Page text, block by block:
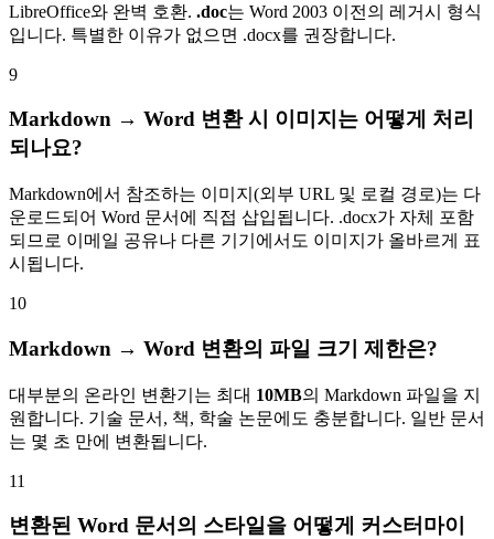
LibreOffice와 완벽 호환. .doc는 Word 2003 이전의 레거시 형식
입니다. 특별한 이유가 없으면 .docx를 권장합니다.
9
Markdown → Word 변환 시 이미지는 어떻게 처리
되나요?
Markdown에서 참조하는 이미지(외부 URL 및 로컬 경로)는 다
운로드되어 Word 문서에 직접 삽입됩니다. .docx가 자체 포함
되므로 이메일 공유나 다른 기기에서도 이미지가 올바르게 표
시됩니다.
10
Markdown → Word 변환의 파일 크기 제한은?
대부분의 온라인 변환기는 최대 10MB의 Markdown 파일을 지
원합니다. 기술 문서, 책, 학술 논문에도 충분합니다. 일반 문서
는 몇 초 만에 변환됩니다.
11
변환된 Word 문서의 스타일을 어떻게 커스터마이